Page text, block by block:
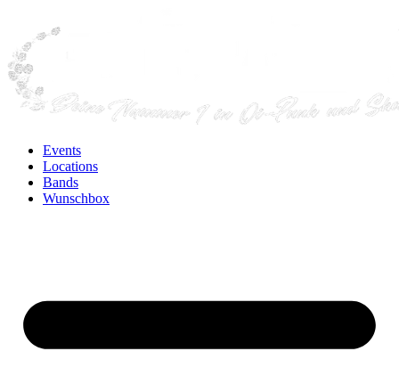
Events
Locations
Bands
Wunschbox